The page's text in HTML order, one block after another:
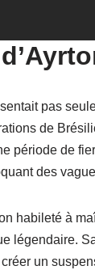
pas
de
période de
des
habileté à
légendaire.
un